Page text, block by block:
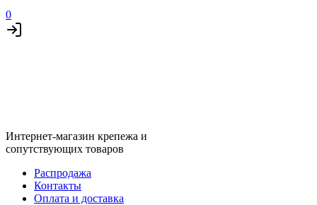
0
Интернет-магазин крепежа и
сопутствующих товаров
Распродажа
Контакты
Оплата и доставка